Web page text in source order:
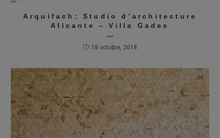
Arquifach: Studio d’architecture
Alicante – Villa Gades
18 octobre, 2018